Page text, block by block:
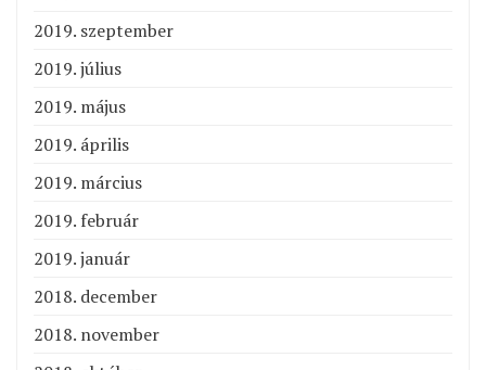
2019. szeptember
2019. július
2019. május
2019. április
2019. március
2019. február
2019. január
2018. december
2018. november